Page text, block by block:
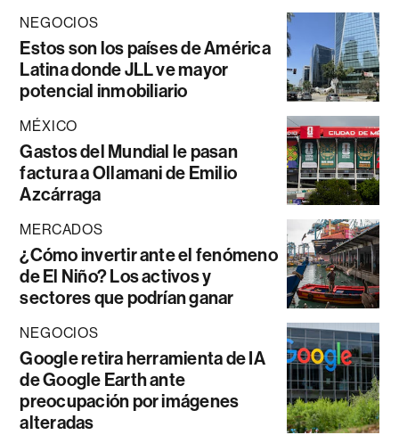
NEGOCIOS
Estos son los países de América
Latina donde JLL ve mayor
potencial inmobiliario
MÉXICO
Gastos del Mundial le pasan
factura a Ollamani de Emilio
Azcárraga
MERCADOS
¿Cómo invertir ante el fenómeno
de El Niño? Los activos y
sectores que podrían ganar
NEGOCIOS
Google retira herramienta de IA
de Google Earth ante
preocupación por imágenes
alteradas